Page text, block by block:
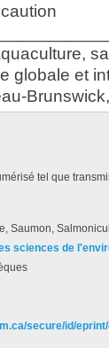
globale et
tel que
Saumon,
sciences de
secure/id/